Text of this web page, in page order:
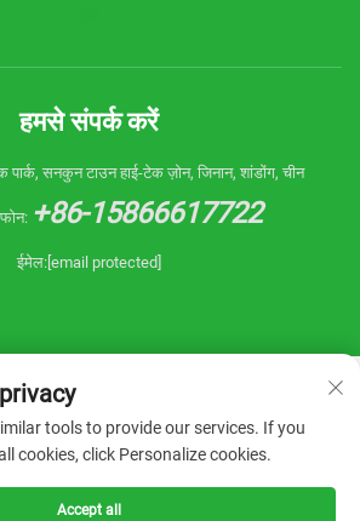
हमसे संपर्क करें
सनकुन टाउन हाई-टेक ज़ोन, जिनान, शांडोंग, चीन
+86-15866617722
ईमेल:[email protected]
शांडोंग रियानिन मशीनरी कंपनी,
सुरक्षित। - गोपनीयता नीति
tools to provide our services. If you
cookies, click Personalize cookies.
Accept all